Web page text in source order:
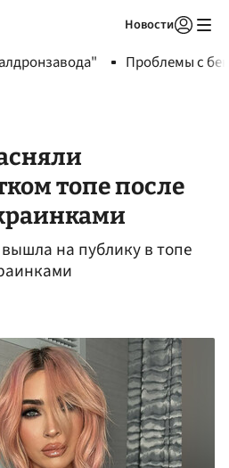
Новости
Проблемы с
топе после
на публику в топе